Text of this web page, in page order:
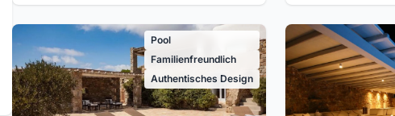
Pool
Familienfreundlich
Authentisches Design